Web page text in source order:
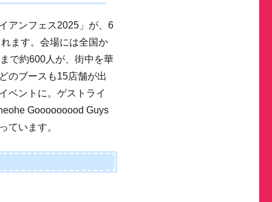
アンフェス2025」が、6
ます。会場には全国か
で約600人が、街中を華
のブースも15店舗が出
ベントに。ゲストライ
Gooooooood Guys
ています。